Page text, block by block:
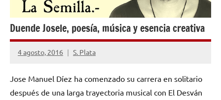
Duende Josele, poesía, música y esencia creativa
4 agosto, 2016 S. Plata
No
comentarios
Jose Manuel Díez ha comenzado su carrera en solitario
después de una larga trayectoria musical con El Desván